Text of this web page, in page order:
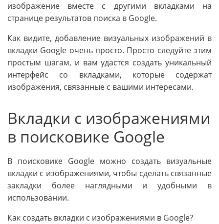
изображение вместе с другими вкладками на
странице результатов поиска в Google.
Как видите, добавление визуальных изображений в
вкладки Google очень просто. Просто следуйте этим
простым шагам, и вам удастся создать уникальный
интерфейс со вкладками, которые содержат
изображения, связанные с вашими интересами.
Вкладки с изображениями
в поисковике Google
В поисковике Google можно создать визуальные
вкладки с изображениями, чтобы сделать связанные
закладки более наглядными и удобными в
использовании.
Как создать вкладки с изображениями в Google?